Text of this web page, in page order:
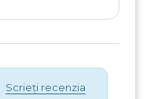
Scrieți recenzia